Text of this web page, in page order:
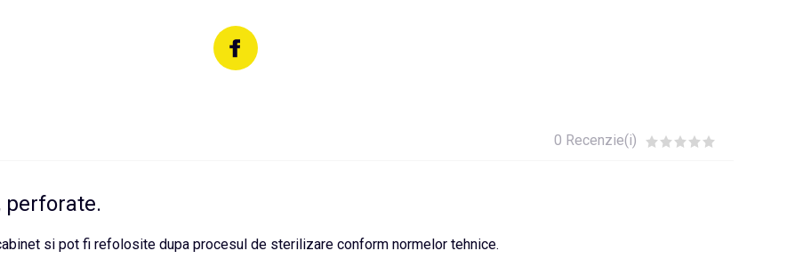
0 Recenzie(i)
perforate.
si pot fi refolosite dupa procesul de sterilizare conform normelor tehnice.